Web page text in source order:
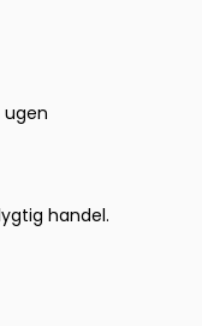
handel.